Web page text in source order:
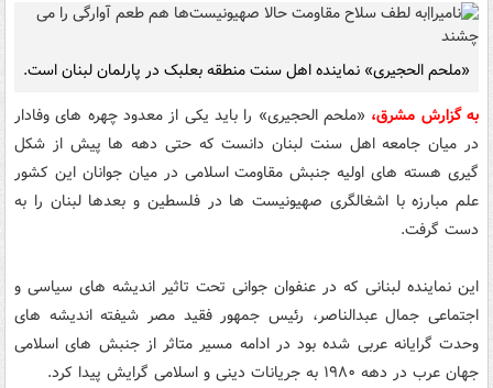
«ملحم الحجیری» نماینده اهل سنت منطقه بعلبک در پارلمان لبنان است.
به گزارش مشرق، «ملحم الحجیری» را باید یکی از معدود چهره های وفادار
در میان جامعه اهل سنت لبنان دانست که حتی دهه ها پیش از شکل
گیری هسته های اولیه جنبش مقاومت اسلامی در میان جوانان این کشور
علم مبارزه با اشغالگری صهیونیست ها در فلسطین و بعدها لبنان را به
دست گرفت.
این نماینده لبنانی که در عنفوان جوانی تحت تاثیر اندیشه های سیاسی و
اجتماعی جمال عبدالناصر، رئیس جمهور فقید مصر شیفته اندیشه های
وحدت گرایانه عربی شده بود در ادامه مسیر متاثر از جنبش های اسلامی
جهان عرب در دهه ۱۹۸۰ به جریانات دینی و اسلامی گرایش پیدا کرد.